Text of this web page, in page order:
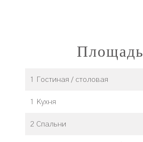
Площадь
1 Гостиная / столовая
1 Кухня
2 Спальни